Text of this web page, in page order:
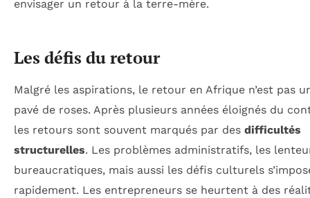
envisager un retour à la terre-mère.
Les défis du retour
Malgré les aspirations, le retour en Afrique n’est pas
pavé de roses. Après plusieurs années éloignés du
les retours sont souvent marqués par des difficultés
structurelles. Les problèmes administratifs, les
bureaucratiques, mais aussi les défis culturels
rapidement. Les entrepreneurs se heurtent à des